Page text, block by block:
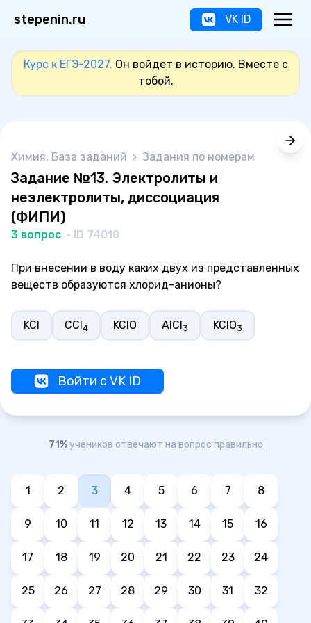
stepenin.ru VK ID
Курс к ЕГЭ-2027. Он войдет в историю. Вместе с
тобой.
Химия. База заданий › Задания по номерам
Задание №13. Электролиты и
неэлектролиты, диссоциация
(ФИПИ)
3 вопрос · ID 74010
При внесении в воду каких двух из представленных
веществ образуются хлорид-анионы?
KCl CCl4 KClO AlCl3 KClO3
Войти с VK ID
71%учеников отвечают на вопрос правильно
1 2 3 4 5 6 7 8
9 10 11 12 13 14 15 16
17 18 19 20 21 22 23 24
25 26 27 28 29 30 31 32